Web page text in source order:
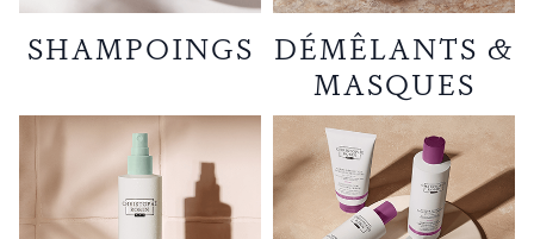
SHAMPOINGS
DÉMÊLANTS &
MASQUES